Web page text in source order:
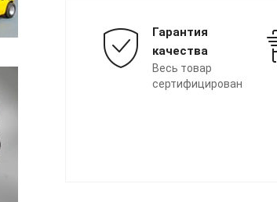
Гарантия
качества
Весь товар
сертифицирован